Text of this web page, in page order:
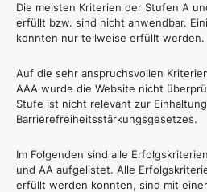
Die meisten Kriterien der Stufen A
erfüllt bzw. sind nicht anwendbar.
konnten nur teilweise erfüllt werden.
Auf die sehr anspruchsvollen
AAA wurde die Website nicht
Stufe ist nicht relevant zur
Barrierefreiheitsstärkungsgesetzes.
Im Folgenden sind alle
und AA aufgelistet. Alle
erfüllt werden konnten, sind mit